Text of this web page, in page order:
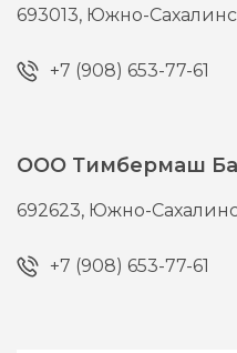
693013, Южно-
+7 (908) 653-77-61
ООО Тимбермаш
692623, Южно-
+7 (908) 653-77-61